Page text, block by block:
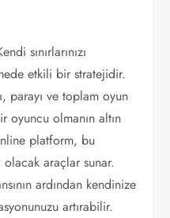
sınırlarınızı
etkili bir stratejidir.
parayı ve toplam oyun
oyuncu olmanın altın
platform, bu
olacak araçlar sunar.
ardından kendinize
artırabilir.